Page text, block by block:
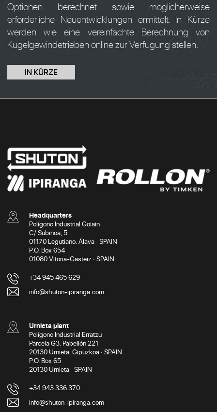
Optionen berechnet sowie möglicherweise
erforderliche Neuentwicklungen ermittelt. In Kürze
werden wie eine vereinfachte Berechnung von
Kugelgewindetrieben online zur Verfügung stellen.
IN KÜRZE
Headquarters
Polígono Industrial Goiain
C/ Subinoa, 5
01170 Legutiano. Álava · SPAIN
P.O. Box 654
01080 Vitoria-Gasteiz · SPAIN
+34 945 465 629
info@shuton-ipiranga.com
Urnieta plant
Polígono Industrial Erratzu
Parcela G3. Pabellón 221
20130 Urnieta. Gipuzkoa · SPAIN
P.O. Box 65
20130 Urnieta · SPAIN
+34 943 336 370
info@shuton-ipiranga.com